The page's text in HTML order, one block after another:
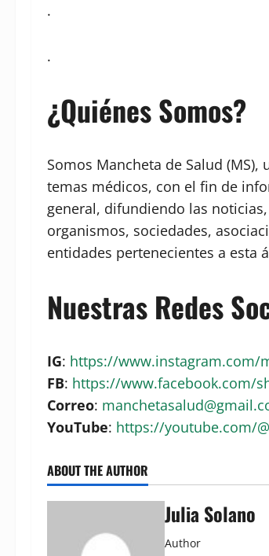
.
.
¿Quiénes Somos?
Somos Mancheta de Salud
temas médicos, con el fin de
general, difundiendo las
organismos, sociedades,
entidades pertenecientes a esta
Nuestras Redes
IG: https://www.instagram.com/
FB: https://www.facebook.com/
Correo:
YouTube: https://youtube.com/
ABOUT THE AUTHOR
Julia Solano
Author